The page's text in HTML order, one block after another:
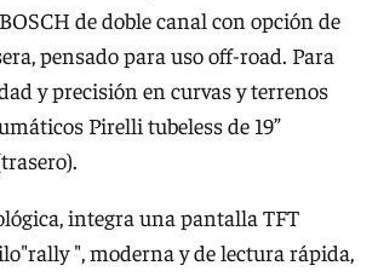
de doble canal con opción de
pensado para uso off-road. Para
y precisión en curvas y terrenos
Pirelli tubeless de 19”
integra una pantalla TFT
", moderna y de lectura rápida,